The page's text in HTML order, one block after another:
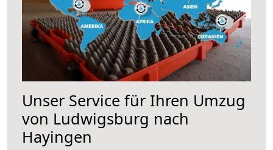
Unser Service für Ihren Umzug
von Ludwigsburg nach
Hayingen